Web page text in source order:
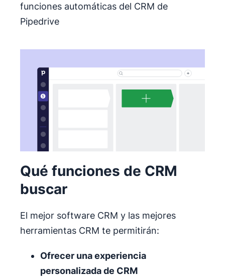
funciones automáticas del CRM de
Pipedrive
Qué funciones de CRM
buscar
El mejor software CRM y las mejores
herramientas CRM te permitirán:
Ofrecer una experiencia
personalizada de CRM